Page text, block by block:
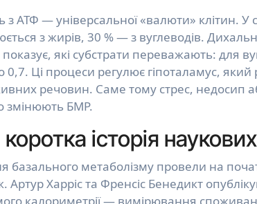
з АТФ — універсальної «валюти» клітин. У
з жирів, 30 % — з вуглеводів.
які субстрати переважають: для
Ці процеси регулює гіпоталамус, який
речовин. Саме тому стрес, недосип
змінюють БМР.
історія
базального метаболізму провели на
Артур Харріс та Френсіс Бенедикт
калориметрії — вимірювання